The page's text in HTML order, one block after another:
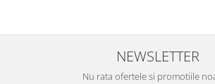
NEWSLETTER
Nu rata ofertele si promotiile